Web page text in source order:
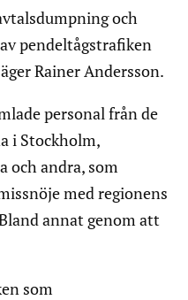
och
pendeltågstrafiken
Rainer Andersson.
personal från de
i Stockholm,
och andra, som
med regionens
annat genom att
som